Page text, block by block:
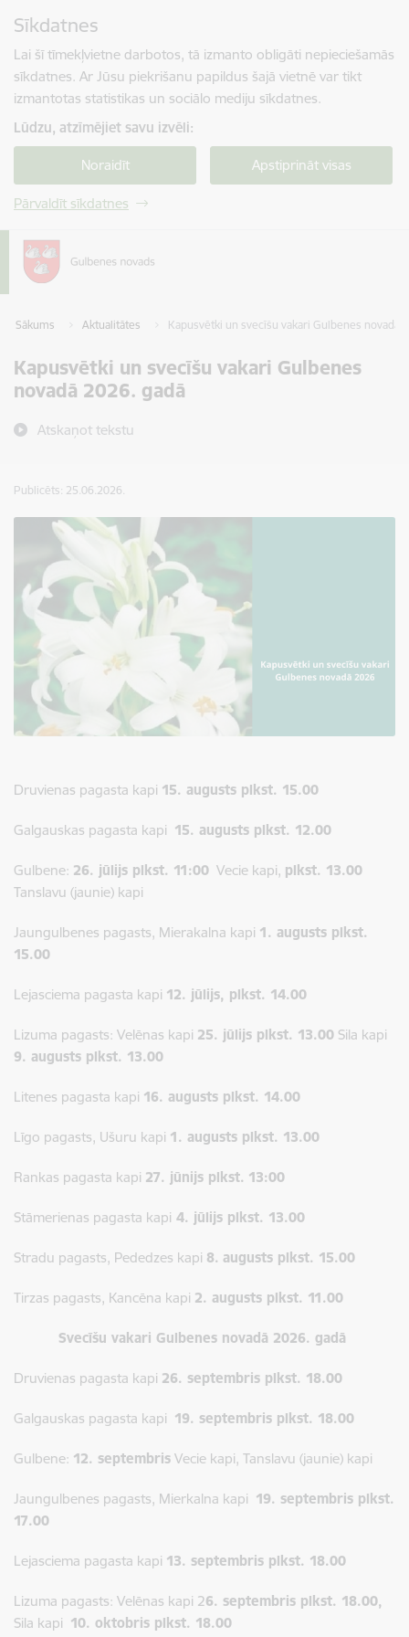
Sīkdatnes
Lai šī tīmekļvietne darbotos, tā izmanto obligāti nepieciešamās
sīkdatnes. Ar Jūsu piekrišanu papildus šajā vietnē var tikt
izmantotas statistikas un sociālo mediju sīkdatnes.
Lūdzu, atzīmējiet savu izvēli:
Noraidīt Apstiprināt visas
Pārvaldīt sīkdatnes
Sākums Aktualitātes Kapusvētki un svecīšu vakari Gulbenes novadā
Kapusvētki un svecīšu vakari Gulbenes
novadā 2026. gadā
Atskaņot tekstu
Publicēts: 25.06.2026.
Druvienas pagasta kapi 15. augusts plkst. 15.00
Galgauskas pagasta kapi 15. augusts plkst. 12.00
Gulbene: 26. jūlijs plkst. 11:00 Vecie kapi, plkst. 13.00
Tanslavu (jaunie) kapi
Jaungulbenes pagasts, Mierakalna kapi 1. augusts plkst.
15.00
Lejasciema pagasta kapi 12. jūlijs, plkst. 14.00
Lizuma pagasts: Velēnas kapi 25. jūlijs plkst. 13.00 Sila kapi
9. augusts plkst. 13.00
Litenes pagasta kapi 16. augusts plkst. 14.00
Līgo pagasts, Ušuru kapi 1. augusts plkst. 13.00
Rankas pagasta kapi 27. jūnijs plkst. 13:00
Stāmerienas pagasta kapi 4. jūlijs plkst. 13.00
Stradu pagasts, Pededzes kapi 8. augusts plkst. 15.00
Tirzas pagasts, Kancēna kapi 2. augusts plkst. 11.00
Svecīšu vakari Gulbenes novadā 2026. gadā
Druvienas pagasta kapi 26. septembris plkst. 18.00
Galgauskas pagasta kapi 19. septembris plkst. 18.00
Gulbene: 12. septembris Vecie kapi, Tanslavu (jaunie) kapi
Jaungulbenes pagasts, Mierkalna kapi 19. septembris plkst.
17.00
Lejasciema pagasta kapi 13. septembris plkst. 18.00
Lizuma pagasts: Velēnas kapi 26. septembris plkst. 18.00,
Sila kapi 10. oktobris plkst. 18.00